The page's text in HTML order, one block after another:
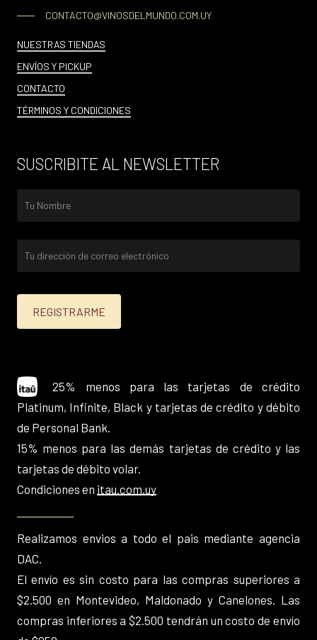
CONTACTO@VINOSDELMUNDO.COM.UY
NUESTRAS TIENDAS
ENVÍOS Y PICKUP
CONTACTO
TÉRMINOS Y CONDICIONES
SUSCRIBITE AL NEWSLETTER
25% menos para las tarjetas de crédito
Platinum, Infinite, Black y tarjetas de crédito y débito
de Personal Bank.
15% menos para las demás tarjetas de crédito y las
tarjetas de débito volar.
Condiciones en itau.com.uy
Realizamos envios a todo el pais mediante agencia
DAC.
El envío es sin costo para las compras superiores a
$2.500 en Montevideo, Maldonado y Canelones. Las
compras inferiores a $2.500 tendrán un costo de envío